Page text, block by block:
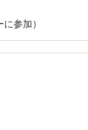
参加）